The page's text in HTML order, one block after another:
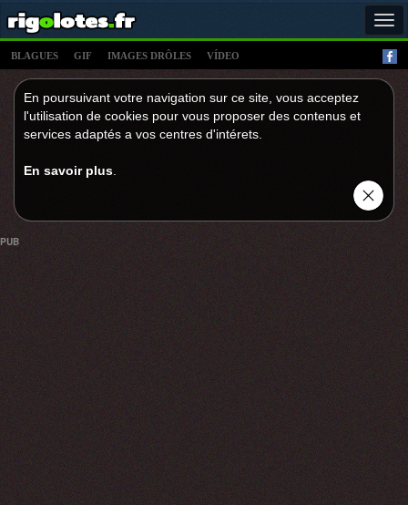
BLAGUES GIF IMAGES DRÔLES VÍDEO
En poursuivant votre navigation sur ce site, vous acceptez
l'utilisation de cookies pour vous proposer des contenus et
services adaptés a vos centres d'intérets.
En savoir plus
PUB